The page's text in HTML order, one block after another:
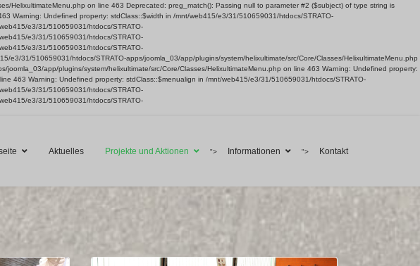
HelixultimateMenu.php on line 463 Deprecated: preg_match(): Passing null to parameter #2 ($subject) of type string is
Warning: Undefined property: stdClass::$width in /mnt/web415/e3/31/510659031/htdocs/STRATO-
e3/31/510659031/htdocs/STRATO-
e3/31/510659031/htdocs/STRATO-
e3/31/510659031/htdocs/STRATO-
31/510659031/htdocs/STRATO-apps/joomla_03/app/plugins/system/helixultimate/src/Core/Classes/HelixultimateMenu.php
app/plugins/system/helixultimate/src/Core/Classes/HelixultimateMenu.php on line 463 Warning: Undefined property:
463 Warning: Undefined property: stdClass::$menualign in /mnt/web415/e3/31/510659031/htdocs/STRATO-
e3/31/510659031/htdocs/STRATO-
e3/31/510659031/htdocs/STRATO-
Aktuelles Projekte und Aktionen "> Informationen "> Kontakt